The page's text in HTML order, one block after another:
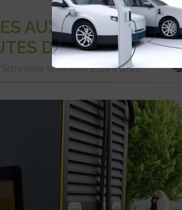
AUX BORNES DE
DE L’ÉTÉ 2024
Schwoerer le 07 Août 2024 à 10:28